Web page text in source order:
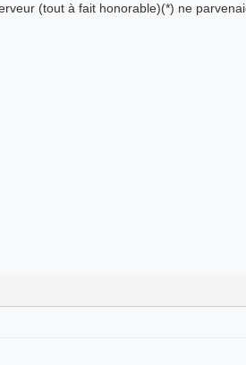
(tout à fait honorable)(*) ne